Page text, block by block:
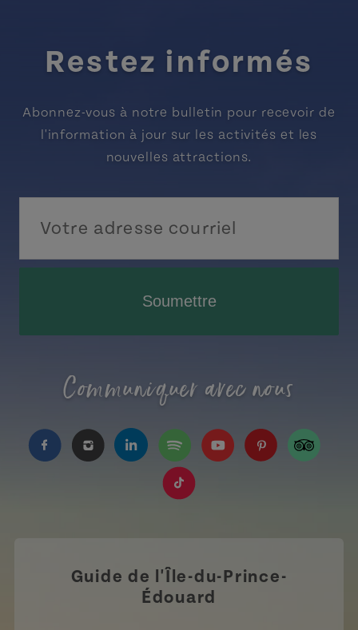
Restez informés
Abonnez-vous à notre bulletin pour recevoir de
l'information à jour sur les activités et les
nouvelles attractions.
Soumettre
Communiquer avec nous
https://www.facebook.com/TourismeIPE/
https://www.instagram.com/tourismpei/
https://www.linkedin.com/
https://open.spotify.com/
Guide de l'Île-du-Prince-
Édouard